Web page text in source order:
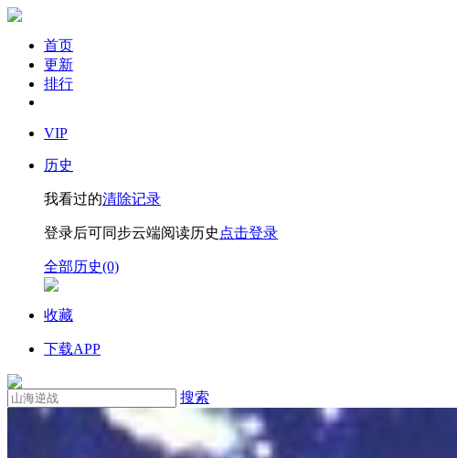
首页
更新
排行
VIP
历史
我看过的清除记录
登录后可同步云端阅读历史 点击登录
全部历史(0)
收藏
下载APP
搜索